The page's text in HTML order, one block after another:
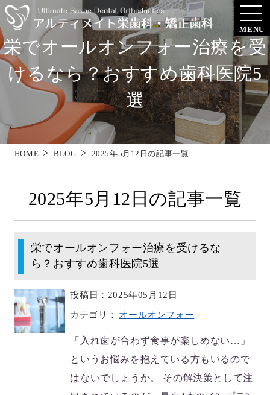
MENU
栄でオールオンフォー治療を受
けるなら？おすすめ歯科医院5
選
HOME BLOG 2025年5月12日の記事一覧
2025年5月12日の記事一覧
栄でオールオンフォー治療を受けるな
ら？おすすめ歯科医院5選
投稿日：2025年05月12日
カテゴリ： オールオンフォー
「入れ歯が合わず食事が楽しめない…」
というお悩みを抱えている方もいるので
はないでしょうか。 その解決策として注